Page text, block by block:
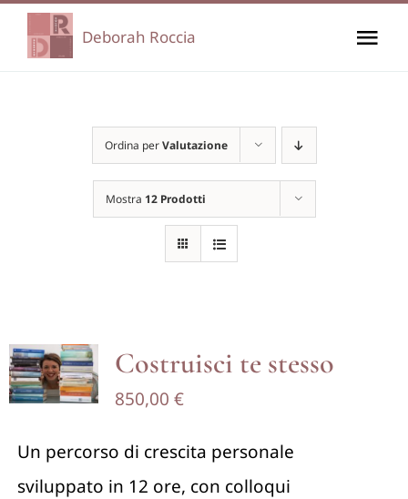
Salta
Deborah Roccia
I miei percorsi
Carrello
Contattami
Ordina perValutazione
Mostra 12 Prodotti
Costruisci te stesso
850,00 €
Un percorso di crescita personale
sviluppato in 12 ore, con colloqui